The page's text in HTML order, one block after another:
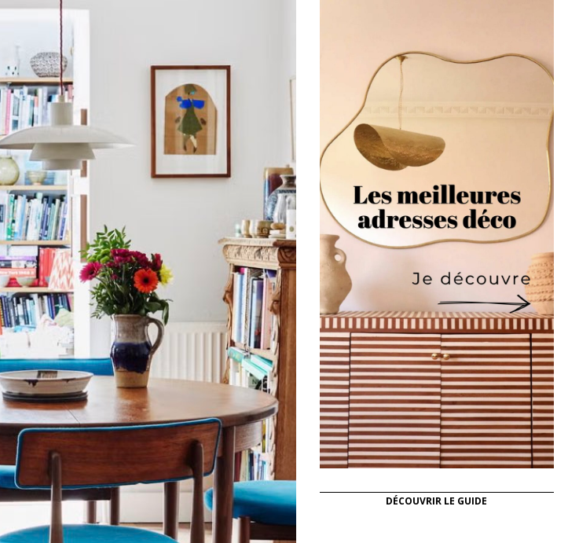
DÉCOUVRIR LE GUIDE